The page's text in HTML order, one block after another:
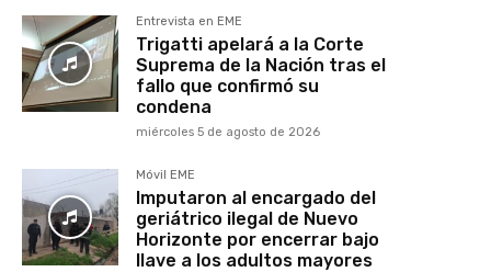
Entrevista en EME
Trigatti apelará a la Corte
Suprema de la Nación tras el
fallo que confirmó su
condena
miércoles 5 de agosto de 2026
Móvil EME
Imputaron al encargado del
geriátrico ilegal de Nuevo
Horizonte por encerrar bajo
llave a los adultos mayores